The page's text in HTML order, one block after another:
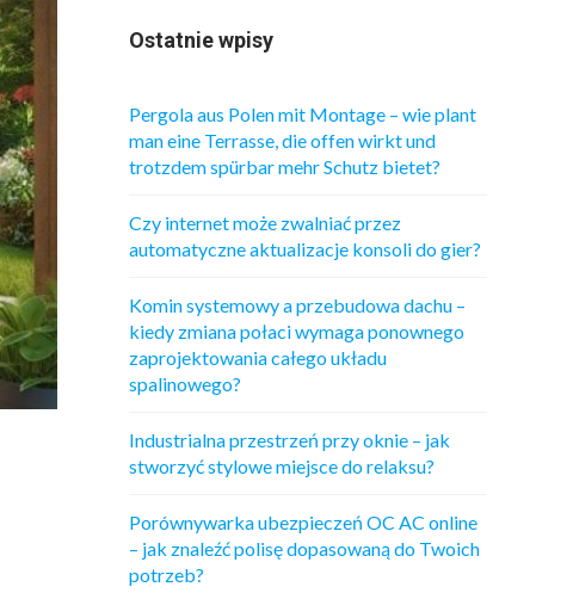
Ostatnie wpisy
Pergola aus Polen mit Montage – wie plant
man eine Terrasse, die offen wirkt und
trotzdem spürbar mehr Schutz bietet?
Czy internet może zwalniać przez
automatyczne aktualizacje konsoli do gier?
Komin systemowy a przebudowa dachu –
kiedy zmiana połaci wymaga ponownego
zaprojektowania całego układu
spalinowego?
Industrialna przestrzeń przy oknie – jak
stworzyć stylowe miejsce do relaksu?
Porównywarka ubezpieczeń OC AC online
– jak znaleźć polisę dopasowaną do Twoich
potrzeb?